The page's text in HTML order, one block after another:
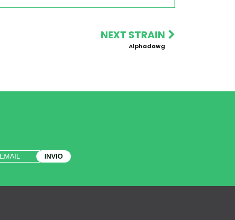
NEXT STRAIN
Alphadawg
INVIO